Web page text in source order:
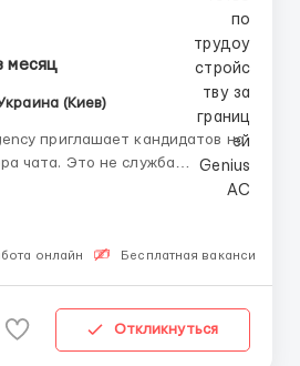
месяц
(Киев)
приглашает кандидатов на
чата. Это не служба
языке по самым разным
онлайн Бесплатная вакансия
Откликнуться